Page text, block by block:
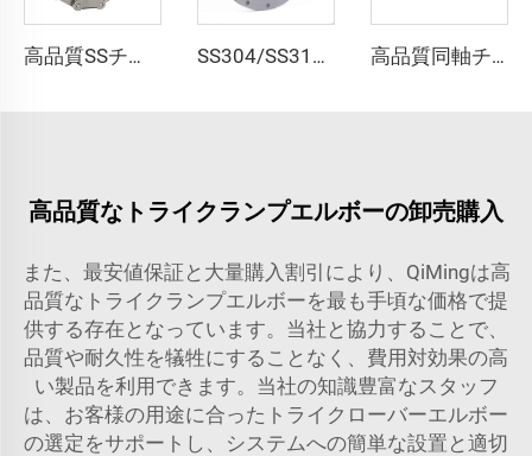
高品質SSチェーンクランプ SS304ステンレス鋼真空パイプクランプ継手 KF16-160 強力CNCシール NW16-160 鍛造 SS304/SS316L ISO-F 固定ボルト付きブラインドフランジ ISO63-ISO630 真空継手 ステンレス鋼 NW63/NW630 高品質真空フランジ 高品質同軸チューブエルボ SS316L 超高純度同軸継手エルボ ステンレス鋼 BA/EP 超高純度(UHP)チューブ
高品質なトライクランプエルボーの卸売購入
また、最安値保証と大量購入割引により、QiMingは高
品質なトライクランプエルボーを最も手頃な価格で提
供する存在となっています。当社と協力することで、
品質や耐久性を犠牲にすることなく、費用対効果の高
い製品を利用できます。当社の知識豊富なスタッフ
は、お客様の用途に合ったトライクローバーエルボー
の選定をサポートし、システムへの簡単な設置と適切